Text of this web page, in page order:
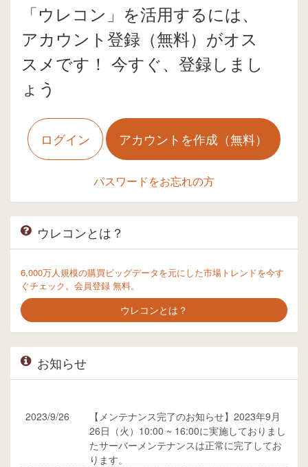
「ウレコン」を活用するには、
アカウント登録（無料）がオス
スメです！ 今すぐ、登録しまし
ょう
ログイン アカウントを作成（無料）
パスワードをお忘れの方
ウレコンとは？
6,000万人規模の購買ビッグデータを元にした市場トレンドを今す
ぐチェック。会員登録 無料。
ウレコンとは？
お知らせ
2023/9/26
【メンテナンス完了のお知らせ】2023年9月
26日（火）10:00 ~ 16:00に実施しておりまし
たサーバーメンテナンスは正常に完了してお
ります。